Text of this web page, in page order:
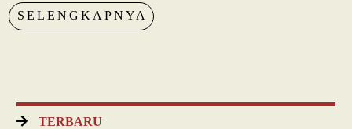
SELENGKAPNYA
TERBARU